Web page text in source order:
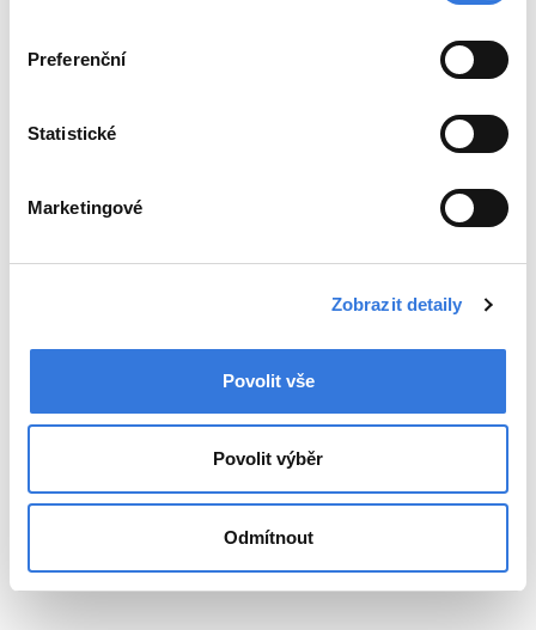
Preferenční
Statistické
Marketingové
Zobrazit detaily
Povolit vše
Povolit výběr
Odmítnout